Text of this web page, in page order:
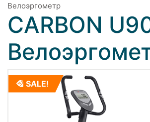
Велоэргометр
CARBON
SALE!